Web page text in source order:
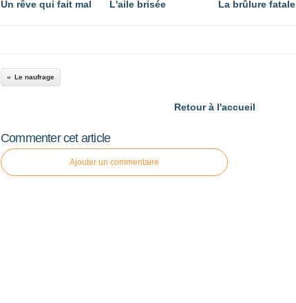
Un rêve qui fait mal L'aile brisée La brûlure fatale
Le naufrage
Retour à l'accueil
Commenter cet article
Ajouter un commentaire